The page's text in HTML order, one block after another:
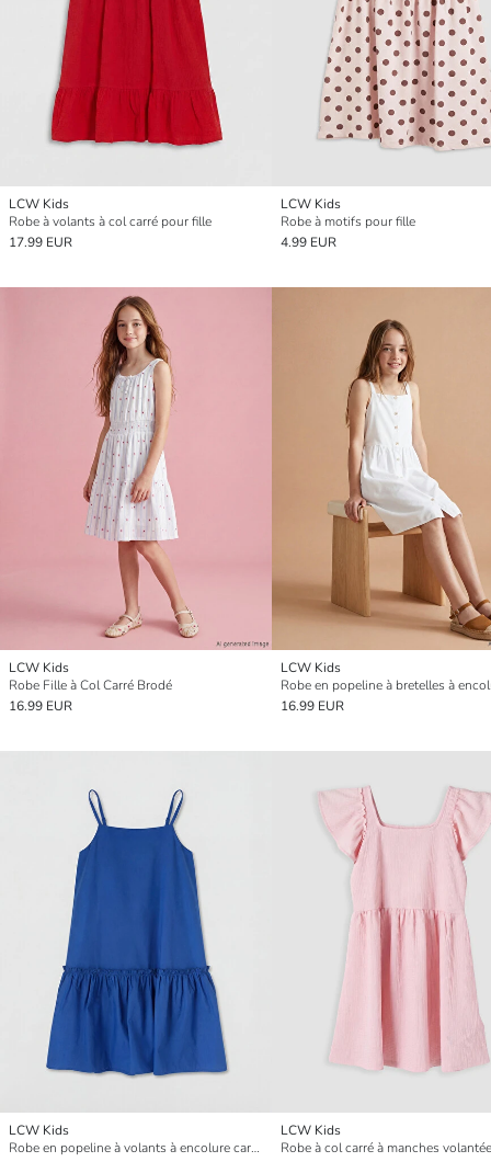
LCW Kids
Robe à volants à col carré pour fille
17.99 EUR
LCW Kids
Robe à motifs pour fille
4.99 EUR
LCW Kids
Robe Fille à Col Carré Brodé
16.99 EUR
LCW Kids
16.99 EUR
LCW Kids
Robe en popeline à volants à encolure carrée pour fille
LCW Kids